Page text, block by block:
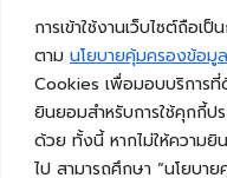
การเข้าใช้งานเว็บไซต์ถือเ
ตาม นโยบายคุ้มครองข้อมู
Cookies เพื่อมอบบริการที่
ยินยอมสำหรับการใช้คุกกี้ป
ด้วย ทั้งนี้ หากไม่ให้ความยิ
ไป สามารถศึกษา “นโยบา
ข่าวสารและกิจกรรม
ติดต่อเรา
เงื่อนไขและนโยบาย